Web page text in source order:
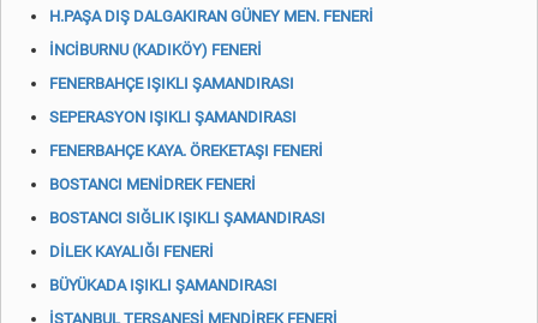
H.PAŞA DIŞ DALGAKIRAN GÜNEY MEN. FENERİ
İNCİBURNU (KADIKÖY) FENERİ
FENERBAHÇE IŞIKLI ŞAMANDIRASI
SEPERASYON IŞIKLI ŞAMANDIRASI
FENERBAHÇE KAYA. ÖREKETAŞI FENERİ
BOSTANCI MENİDREK FENERİ
BOSTANCI SIĞLIK IŞIKLI ŞAMANDIRASI
DİLEK KAYALIĞI FENERİ
BÜYÜKADA IŞIKLI ŞAMANDIRASI
İSTANBUL TERSANESİ MENDİREK FENERİ